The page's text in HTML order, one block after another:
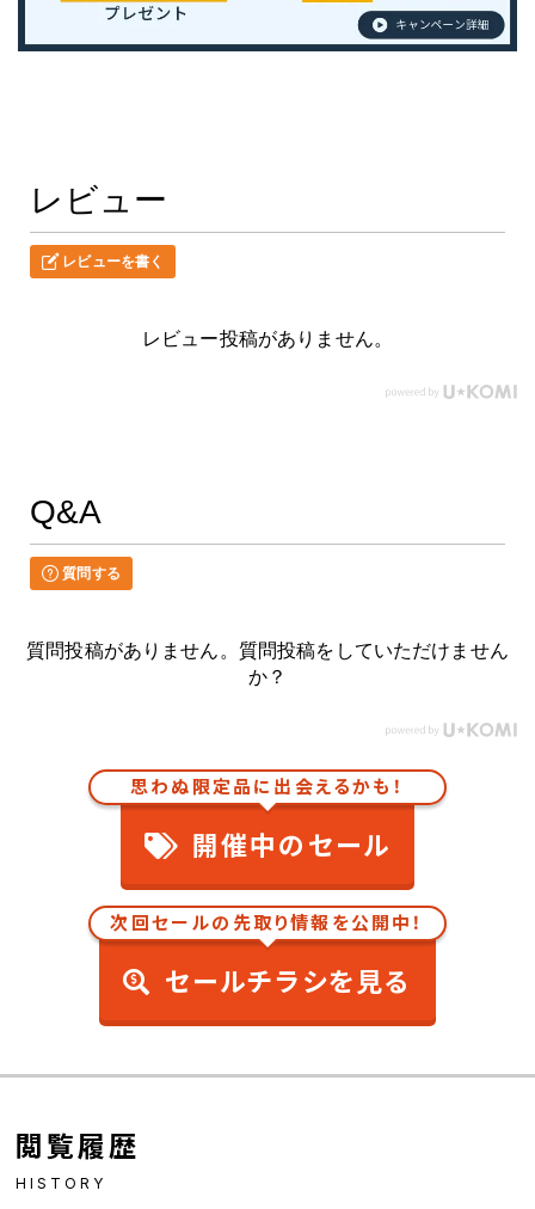
レビュー
レビューを書く
レビュー投稿がありません。
Q&A
質問する
質問投稿がありません。質問投稿をしていただけません
か？
思わぬ限定品に出会えるかも！
開催中のセール
次回セールの先取り情報を公開中！
セールチラシを見る
閲覧履歴
HISTORY